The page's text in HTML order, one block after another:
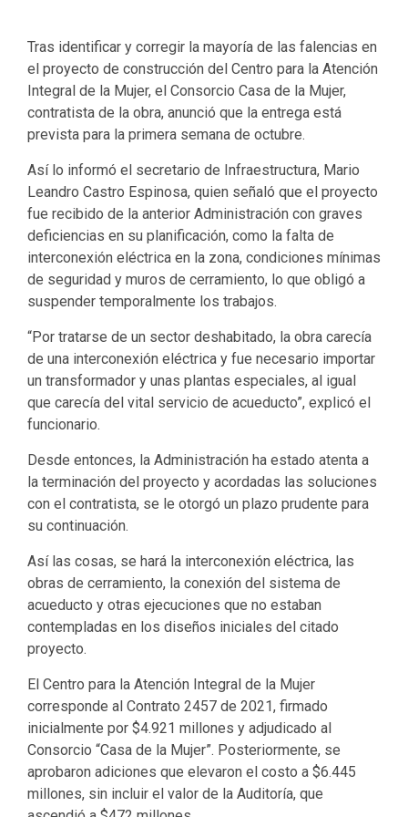
Tras identificar y corregir la mayoría de las falencias en
el proyecto de construcción del Centro para la Atención
Integral de la Mujer, el Consorcio Casa de la Mujer,
contratista de la obra, anunció que la entrega está
prevista para la primera semana de octubre.
Así lo informó el secretario de Infraestructura, Mario
Leandro Castro Espinosa, quien señaló que el proyecto
fue recibido de la anterior Administración con graves
deficiencias en su planificación, como la falta de
interconexión eléctrica en la zona, condiciones mínimas
de seguridad y muros de cerramiento, lo que obligó a
suspender temporalmente los trabajos.
“Por tratarse de un sector deshabitado, la obra carecía
de una interconexión eléctrica y fue necesario importar
un transformador y unas plantas especiales, al igual
que carecía del vital servicio de acueducto”, explicó el
funcionario.
Desde entonces, la Administración ha estado atenta a
la terminación del proyecto y acordadas las soluciones
con el contratista, se le otorgó un plazo prudente para
su continuación.
Así las cosas, se hará la interconexión eléctrica, las
obras de cerramiento, la conexión del sistema de
acueducto y otras ejecuciones que no estaban
contempladas en los diseños iniciales del citado
proyecto.
El Centro para la Atención Integral de la Mujer
corresponde al Contrato 2457 de 2021, firmado
inicialmente por $4.921 millones y adjudicado al
Consorcio “Casa de la Mujer”. Posteriormente, se
aprobaron adiciones que elevaron el costo a $6.445
millones, sin incluir el valor de la Auditoría, que